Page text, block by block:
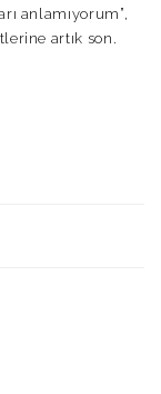
anlamıyorum”,
artık son.